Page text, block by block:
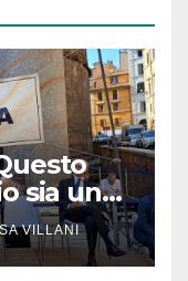
sia un
VILLANI